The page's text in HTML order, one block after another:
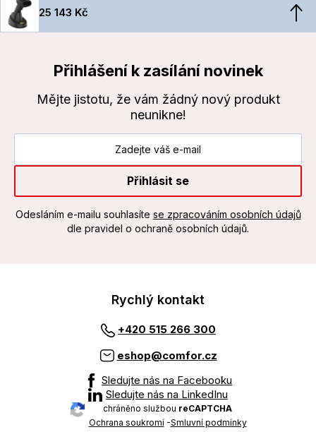
25 143 Kč
Přihlášení k zasílání novinek
Mějte jistotu, že vám žádný nový produkt
neunikne!
Přihlásit se
Odesláním e-mailu souhlasíte se zpracováním osobních údajů
dle pravidel o ochraně osobních údajů.
Rychlý kontakt
+420 515 266 300
eshop@comfor.cz
Sledujte nás na Facebooku
Sledujte nás na LinkedInu
chráněno službou reCAPTCHA
Ochrana soukromí-Smluvní podmínky